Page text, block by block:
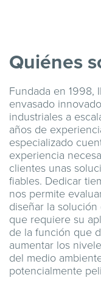
Quiénes
Fundada en 1998,
envasado
industriales a
años de
especializado
experiencia
clientes unas
fiables. Dedicar
nos permite
diseñar la
que requiere su
de la función que
aumentar los
del medio
potencialmente